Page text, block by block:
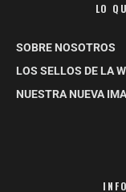
LO
SOBRE NOSOTROS
LOS SELLOS DE LA
NUESTRA NUEVA